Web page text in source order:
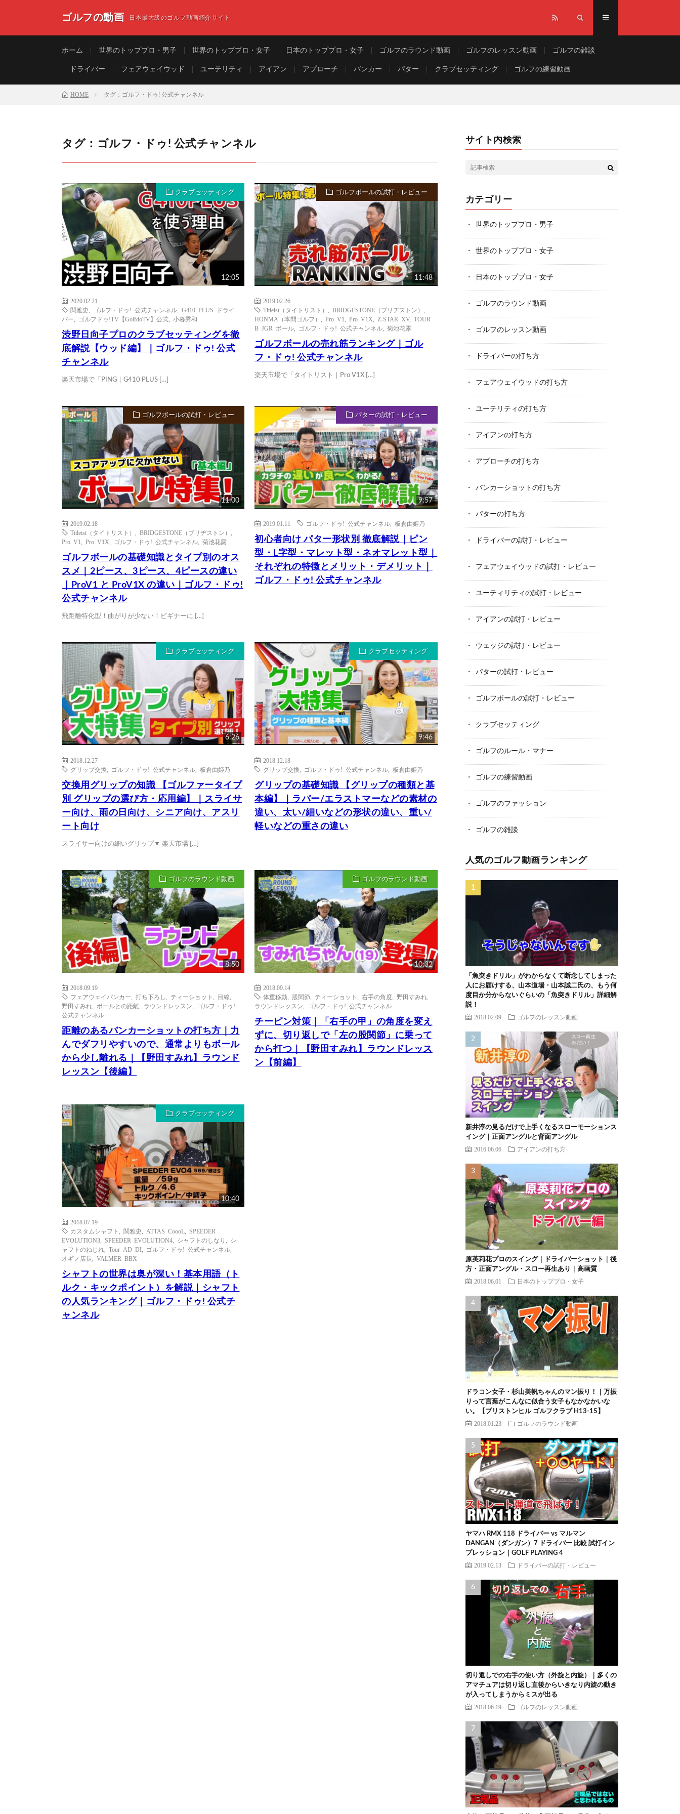
ゴルフの動画 日本最大級のゴルフ動画紹介サイト
ホーム 世界のトッププロ・男子 世界のトッププロ・女子 日本のトッププロ・女子 ゴルフのラウンド動画 ゴルフのレッスン動画 ゴルフの雑談
ドライバー フェアウェイウッド ユーテリティ アイアン アプローチ バンカー パター クラブセッティング ゴルフの練習動画
HOME タグ：ゴルフ・ドゥ! 公式チャンネル
タグ：ゴルフ・ドゥ! 公式チャンネル
クラブセッティング
12:05
2020.02.21
関雅史
ゴルフ・ドゥ! 公式チャンネル
G410 PLUS ドライ
バー
ゴルフドゥ!TV【GolfdoTV】公式 小暮秀和
渋野日向子プロのクラブセッティングを徹
底解説【ウッド編】｜ゴルフ・ドゥ! 公式
チャンネル
楽天市場で「PING｜G410 PLUS […]
ゴルフボールの試打・レビュー
11:48
2019.02.26
Titleist（タイトリスト）
,BRIDGESTONE（ブリヂストン）
HONMA（本間ゴルフ）
,Pro V1 ,Pro V1X Z-STAR XV,TOUR
B JGR ボール
ゴルフ・ドゥ! 公式チャンネル ,菊池花露
ゴルフボールの売れ筋ランキング｜ゴル
フ・ドゥ! 公式チャンネル
楽天市場で「タイトリスト｜Pro V1X […]
ゴルフボールの試打・レビュー
11:00
2019.02.18
Titleist（タイトリスト）
BRIDGESTONE（ブリヂストン）
Pro V1
Pro V1X ゴルフ・ドゥ! 公式チャンネル 菊池花露
ゴルフボールの基礎知識とタイプ別のオス
スメ｜2ピース、3ピース、4ピースの違い
｜ProV1 と ProV1X の違い｜ゴルフ・ドゥ!
公式チャンネル
飛距離特化型！曲がりが少ない！ビギナーに […]
パターの試打・レビュー
9:57
2019.01.11 ゴルフ・ドゥ! 公式チャンネル ,板倉由姫乃
初心者向け パター形状別 徹底解説｜ピン
型・L字型・マレット型・ネオマレット型｜
それぞれの特徴とメリット・デメリット｜
ゴルフ・ドゥ! 公式チャンネル
クラブセッティング
6:26
2018.12.27
グリップ交換
ゴルフ・ドゥ! 公式チャンネル 板倉由姫乃
交換用グリップの知識 【ゴルファータイプ
別 グリップの選び方・応用編】｜スライサ
ー向け、雨の日向け、シニア向け、アスリ
ート向け
スライサー向けの細いグリップ▼ 楽天市場 […]
クラブセッティング
9:46
2018.12.18
グリップ交換
ゴルフ・ドゥ! 公式チャンネル ,板倉由姫乃
グリップの基礎知識 【グリップの種類と基
本編】｜ラバー/エラストマーなどの素材の
違い、太い/細いなどの形状の違い、重い/
軽いなどの重さの違い
ゴルフのラウンド動画
8:50
2018.09.19
フェアウェイバンカー
打ち下ろし ティーショット 目線
野田すみれ
ボールとの距離 ラウンドレッスン
ゴルフ・ドゥ!
公式チャンネル
距離のあるバンカーショットの打ち方｜力
んでダフリやすいので、通常よりもボール
から少し離れる｜【野田すみれ】ラウンド
レッスン【後編】
ゴルフのラウンド動画
10:32
2018.09.14
体重移動
股関節 ティーショット ,右手の角度 野田すみれ
ラウンドレッスン
ゴルフ・ドゥ! 公式チャンネル
チーピン対策｜「右手の甲」の角度を変え
ずに、切り返しで「左の股関節」に乗って
から打つ｜【野田すみれ】ラウンドレッス
ン【前編】
クラブセッティング
10:40
2018.07.19
カスタムシャフト
関雅史 ATTAS CoooL
SPEEDER
EVOLUTION3
SPEEDER EVOLUTION4 シャフトのしなり
シ
ャフトのねじれ
Tour AD DI ゴルフ・ドゥ! 公式チャンネル
オギノ店長
VALMER BBX
シャフトの世界は奥が深い！基本用語（ト
ルク・キックポイント）を解説｜シャフト
の人気ランキング｜ゴルフ・ドゥ! 公式チ
ャンネル
サイト内検索
カテゴリー
世界のトッププロ・男子
世界のトッププロ・女子
日本のトッププロ・女子
ゴルフのラウンド動画
ゴルフのレッスン動画
ドライバーの打ち方
フェアウェイウッドの打ち方
ユーテリティの打ち方
アイアンの打ち方
アプローチの打ち方
バンカーショットの打ち方
パターの打ち方
ドライバーの試打・レビュー
フェアウェイウッドの試打・レビュー
ユーティリティの試打・レビュー
アイアンの試打・レビュー
ウェッジの試打・レビュー
パターの試打・レビュー
ゴルフボールの試打・レビュー
クラブセッティング
ゴルフのルール・マナー
ゴルフの練習動画
ゴルフのファッション
ゴルフの雑談
人気のゴルフ動画ランキング
「魚突きドリル」がわからなくて断念してしまった
人にお届けする、山本道場・山本誠二氏の、もう何
度目か分からないぐらいの「魚突きドリル」詳細解
説！
2018.02.09 ゴルフのレッスン動画
新井淳の見るだけで上手くなるスローモーションス
イング｜正面アングルと背面アングル
2016.06.06 アイアンの打ち方
原英莉花プロのスイング｜ドライバーショット｜後
方・正面アングル・スロー再生あり｜高画質
2018.06.01 日本のトッププロ・女子
ドラコン女子・杉山美帆ちゃんのマン振り！｜万振
りって言葉がこんなに似合う女子もなかなかいな
い。【ブリストンヒル ゴルフクラブ H13-15】
2018.01.23 ゴルフのラウンド動画
ヤマハ RMX 118 ドライバー vs マルマン
DANGAN（ダンガン）7 ドライバー 比較 試打イン
プレッション｜GOLF PLAYING 4
2019.02.13 ドライバーの試打・レビュー
切り返しでの右手の使い方（外旋と内旋）｜多くの
アマチュアは切り返し直後からいきなり内旋の動き
が入ってしまうからミスが出る
2018.06.19 ゴルフのレッスン動画